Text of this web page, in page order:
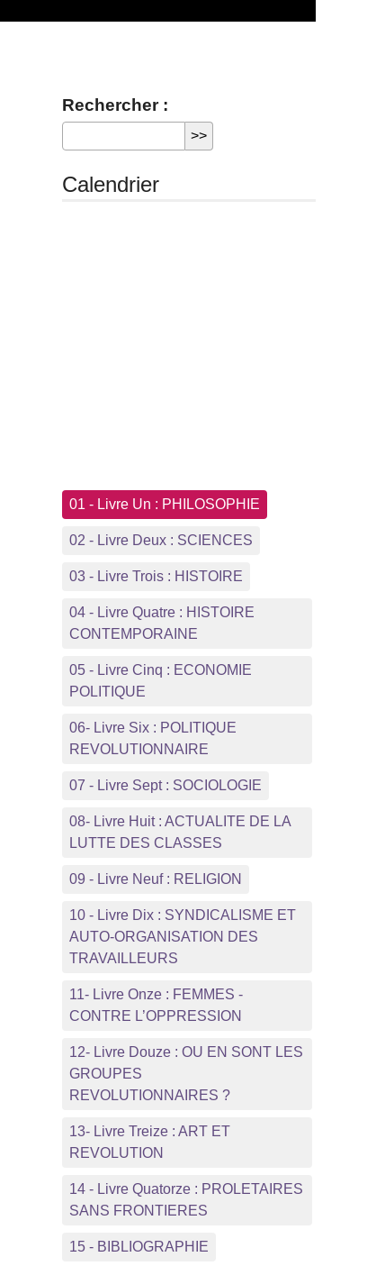
Rechercher :
Calendrier
01 - Livre Un : PHILOSOPHIE
02 - Livre Deux : SCIENCES
03 - Livre Trois : HISTOIRE
04 - Livre Quatre : HISTOIRE
CONTEMPORAINE
05 - Livre Cinq : ECONOMIE
POLITIQUE
06- Livre Six : POLITIQUE
REVOLUTIONNAIRE
07 - Livre Sept : SOCIOLOGIE
08- Livre Huit : ACTUALITE DE LA
LUTTE DES CLASSES
09 - Livre Neuf : RELIGION
10 - Livre Dix : SYNDICALISME ET
AUTO-ORGANISATION DES
TRAVAILLEURS
11- Livre Onze : FEMMES -
CONTRE L’OPPRESSION
12- Livre Douze : OU EN SONT LES
GROUPES
REVOLUTIONNAIRES ?
13- Livre Treize : ART ET
REVOLUTION
14 - Livre Quatorze : PROLETAIRES
SANS FRONTIERES
15 - BIBLIOGRAPHIE